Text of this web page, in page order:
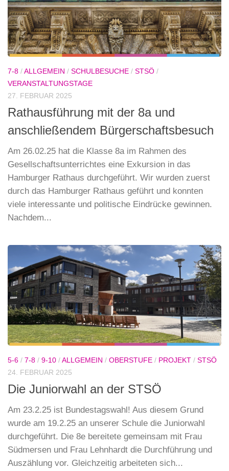
7-8 /ALLGEMEIN / SCHULBESUCHE / STSÖ /
VERANSTALTUNGSTAGE
27. FEBRUAR 2025
Rathausführung mit der 8a und
anschließendem Bürgerschaftsbesuch
Am 26.02.25 hat die Klasse 8a im Rahmen des
Gesellschaftsunterrichtes eine Exkursion in das
Hamburger Rathaus durchgeführt. Wir wurden zuerst
durch das Hamburger Rathaus geführt und konnten
viele interessante und politische Eindrücke gewinnen.
Nachdem...
5-6 / 7-8 / 9-10 /ALLGEMEIN / OBERSTUFE / PROJEKT / STSÖ
24. FEBRUAR 2025
Die Juniorwahl an der STSÖ
Am 23.2.25 ist Bundestagswahl! Aus diesem Grund
wurde am 19.2.25 an unserer Schule die Juniorwahl
durchgeführt. Die 8e bereitete gemeinsam mit Frau
Südmersen und Frau Lehnhardt die Durchführung und
Auszählung vor. Gleichzeitig arbeiteten sich...